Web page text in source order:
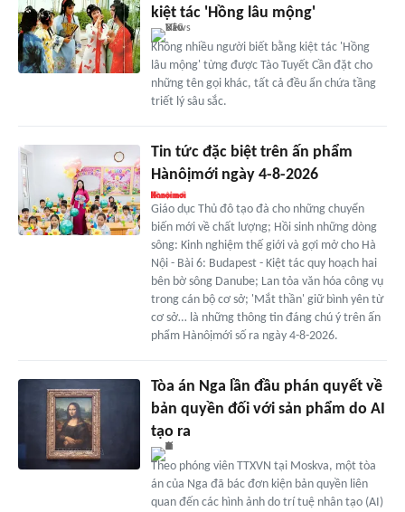
kiệt tác 'Hồng lâu mộng'
Không nhiều người biết bằng kiệt tác 'Hồng
lâu mộng' từng được Tào Tuyết Cần đặt cho
những tên gọi khác, tất cả đều ẩn chứa tầng
triết lý sâu sắc.
Tin tức đặc biệt trên ấn phẩm
Hànôịmới ngày 4-8-2026
Giáo dục Thủ đô tạo đà cho những chuyển
biến mới về chất lượng; Hồi sinh những dòng
sông: Kinh nghiệm thế giới và gợi mở cho Hà
Nội - Bài 6: Budapest - Kiệt tác quy hoạch hai
bên bờ sông Danube; Lan tỏa văn hóa công vụ
trong cán bộ cơ sở; 'Mắt thần' giữ bình yên từ
cơ sở… là những thông tin đáng chú ý trên ấn
phẩm Hànôịmới số ra ngày 4-8-2026.
Tòa án Nga lần đầu phán quyết về
bản quyền đối với sản phẩm do AI
tạo ra
Theo phóng viên TTXVN tại Moskva, một tòa
án của Nga đã bác đơn kiện bản quyền liên
quan đến các hình ảnh do trí tuệ nhân tạo (AI)